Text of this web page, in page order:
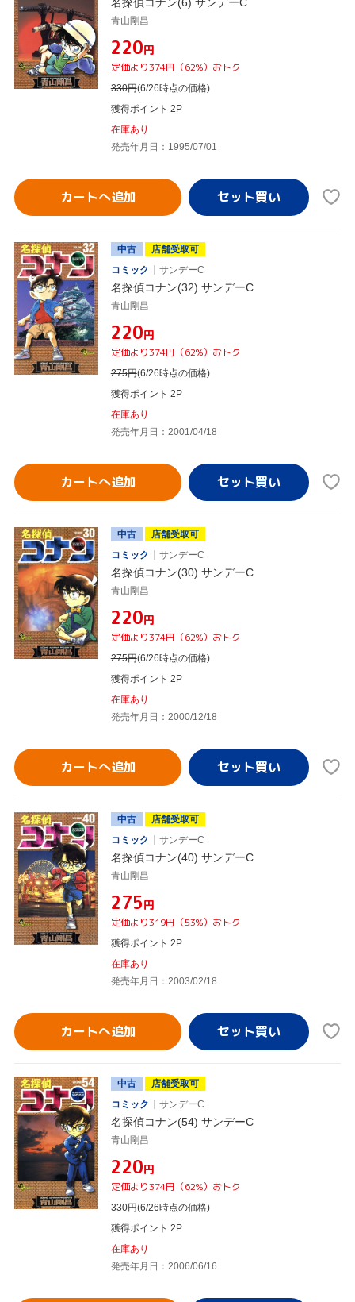
青山剛昌
¥220円
定価より374円（62%）おトク
330円(6/26時点の価格)
獲得ポイント 2P
在庫あり
発売年月日：1995/07/01
カートへ追加
中古
店舗受取可
コミック
サンデーC
名探偵コナン(32) サンデーC
青山剛昌
¥220円
定価より374円（62%）おトク
275円(6/26時点の価格)
獲得ポイント 2P
在庫あり
発売年月日：2001/04/18
カートへ追加
中古
店舗受取可
コミック
サンデーC
名探偵コナン(30) サンデーC
青山剛昌
¥220円
定価より374円（62%）おトク
275円(6/26時点の価格)
獲得ポイント 2P
在庫あり
発売年月日：2000/12/18
カートへ追加
中古
店舗受取可
コミック
サンデーC
名探偵コナン(40) サンデーC
青山剛昌
¥275円
定価より319円（53%）おトク
獲得ポイント 2P
在庫あり
発売年月日：2003/02/18
カートへ追加
中古
店舗受取可
コミック
サンデーC
名探偵コナン(54) サンデーC
青山剛昌
¥220円
定価より374円（62%）おトク
330円(6/26時点の価格)
獲得ポイント 2P
在庫あり
発売年月日：2006/06/16